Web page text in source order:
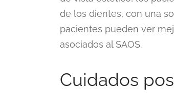
de los dientes, con una
pacientes pueden ver
asociados al SAOS.
Cuidados